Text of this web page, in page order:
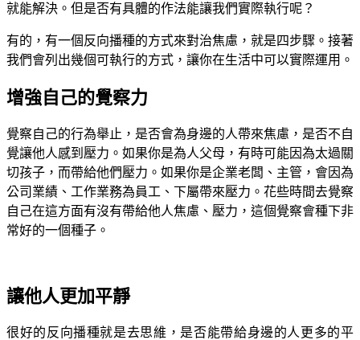
就能解決。但是否有具體的作法能讓我們實際執行呢？
有的，有一個反向播種的方式來對治焦慮，就是四步驟。接著
我們會列出幾個可執行的方式，讓你在生活中可以實際運用。
增強自己的覺察力
覺察自己的行為舉止，是否會為身邊的人帶來焦慮，是否不自
覺讓他人感到壓力。如果你是為人父母，有時可能因為太過關
切孩子，而帶給他們壓力。如果你是企業老闆、主管，會因為
公司業績、工作業務為員工、下屬帶來壓力。花些時間去覺察
自己在這方面有沒有帶給他人焦慮、壓力，這個覺察會種下非
常好的一個種子。
讓他人更加平靜
很好的反向播種就是去思維，是否能帶給身邊的人更多的平